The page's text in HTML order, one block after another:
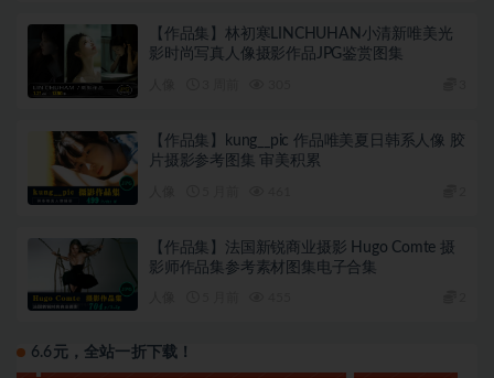
【作品集】林初寒LINCHUHAN小清新唯美光
影时尚写真人像摄影作品JPG鉴赏图集
【作品集】kung__pic 作品唯美夏日韩系人像 胶
片摄影参考图集 审美积累
【作品集】法国新锐商业摄影 Hugo Comte 摄
影师作品集参考素材图集电子合集
6.6元，全站一折下载！